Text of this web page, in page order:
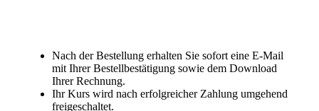
Nach der Bestellung erhalten Sie sofort eine E-Mail
mit Ihrer Bestellbestätigung sowie dem Download
Ihrer Rechnung.
Ihr Kurs wird nach erfolgreicher Zahlung umgehend
freigeschaltet.